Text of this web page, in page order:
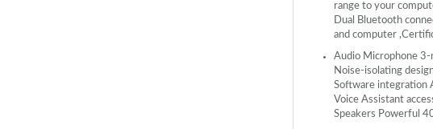
range to your
Dual Bluetooth
and computer
Audio Microphone
Noise-isolating
Software integration
Voice Assistant
Speakers Powerful